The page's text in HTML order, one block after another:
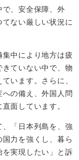
、安全保障、外
ない厳しい状況に
中により地方は疲
ていない中で、物
います。さらに、
の備え、外国人問
面しています。
「日本列島を、強
力を強くし、暮ら
を実現したい」と訴